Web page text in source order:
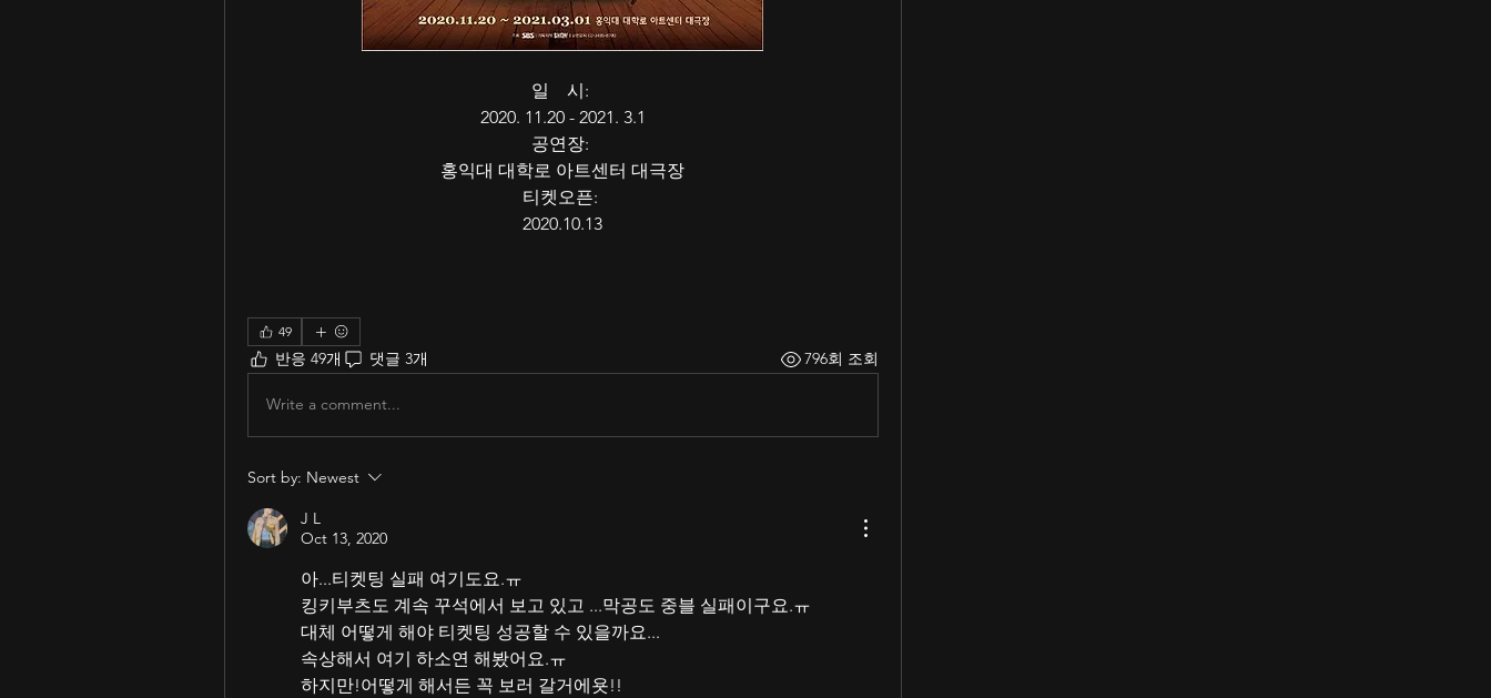
일    시:
2020. 11.20 - 2021. 3.1
공연장:
홍익대 대학로 아트센터 대극장
티켓오픈:
2020.10.13
49
반응 49개 댓글 3개 796회 조회
Write a comment...
Sort by: Newest
J L
Oct 13, 2020
아...티켓팅 실패 여기도요.ㅠ
킹키부츠도 계속 꾸석에서 보고 있고 ...막공도 중블 실패이구요.ㅠ
대체 어떻게 해야 티켓팅 성공할 수 있을까요...
속상해서 여기 하소연 해봤어요.ㅠ
하지만!어떻게 해서든 꼭 보러 갈거에욧!!